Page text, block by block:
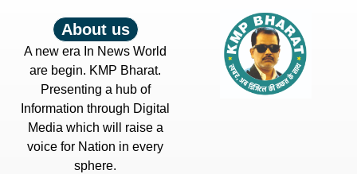
About us
A new era In News World
are begin. KMP Bharat.
Presenting a hub of
Information through Digital
Media which will raise a
voice for Nation in every
sphere.